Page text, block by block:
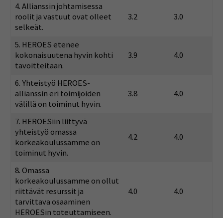
4. Allianssin johtamisessa
roolit ja vastuut ovat olleet
selkeät.
3.2 3.0
5. HEROES etenee
kokonaisuutena hyvin kohti
tavoitteitaan.
3.9 4.0
6. Yhteistyö HEROES-
allianssin eri toimijoiden
välillä on toiminut hyvin.
3.8 4.0
7. HEROESiin liittyvä
yhteistyö omassa
korkeakoulussamme on
toiminut hyvin.
4.2 4.0
8. Omassa
korkeakoulussamme on ollut
riittävät resurssit ja
tarvittava osaaminen
HEROESin toteuttamiseen.
4.0 4.0